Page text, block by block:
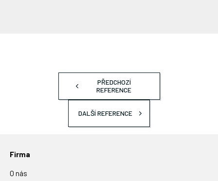
PŘEDCHOZÍ
REFERENCE
DALŠÍ REFERENCE
Firma
O nás